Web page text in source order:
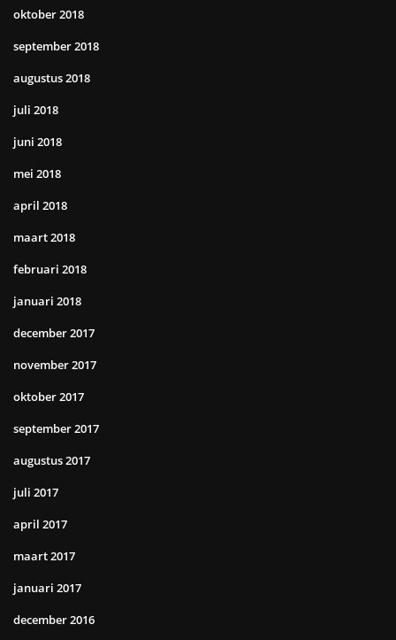
oktober 2018
september 2018
augustus 2018
juli 2018
juni 2018
mei 2018
april 2018
maart 2018
februari 2018
januari 2018
december 2017
november 2017
oktober 2017
september 2017
augustus 2017
juli 2017
april 2017
maart 2017
januari 2017
december 2016